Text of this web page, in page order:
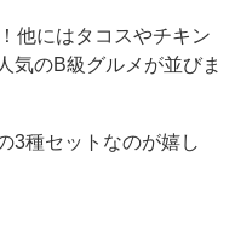
他にはタコスやチキン
気のB級グルメが並びま
3種セットなのが嬉し